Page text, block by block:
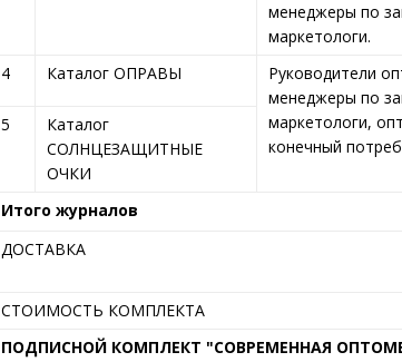
менеджеры по
маркетологи.
4 Каталог ОПРАВЫ
Руководители
менеджеры по
маркетологи,
конечный
5
Каталог
СОЛНЦЕЗАЩИТНЫЕ
ОЧКИ
Итого журналов
ДОСТАВКА
СТОИМОСТЬ КОМПЛЕКТА
ПОДПИСНОЙ КОМПЛЕКТ "СОВРЕМЕННАЯ